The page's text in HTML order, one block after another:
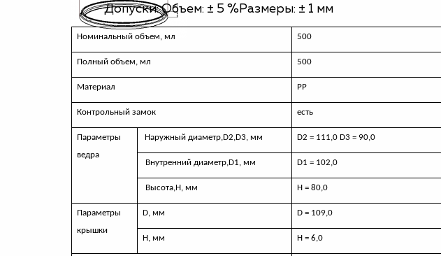
Допуски: Объем: ± 5 %Размеры: ± 1 мм
Номинальный объем, мл 500
Полный объем, мл 500
Материал РР
Контрольный замок есть
Параметры
ведра
Наружный диаметр,D2,D3, мм D2 = 111,0 D3 = 90,0
Внутренний диаметр,D1, мм D1 = 102,0
Высота,H, мм H = 80,0
Параметры
крышки
D, мм D = 109,0
Н, мм Н = 6,0